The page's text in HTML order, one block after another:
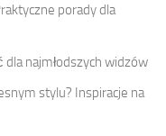
porady dla
najmłodszych widzów
stylu? Inspiracje na